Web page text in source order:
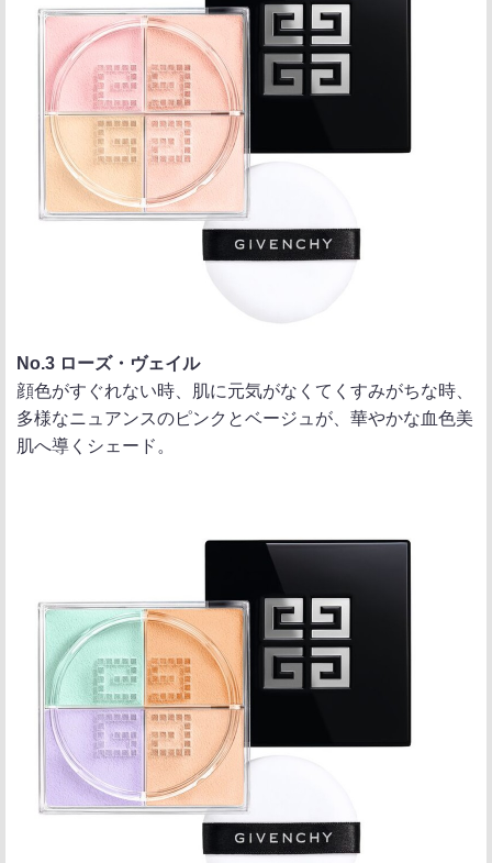
No.3 ローズ・ヴェイル
顔色がすぐれない時、肌に元気がなくてくすみがちな時、
多様なニュアンスのピンクとベージュが、華やかな血色美
肌へ導くシェード。